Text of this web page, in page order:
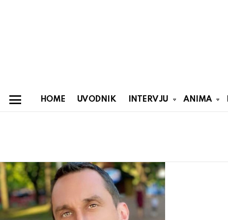
HOME UVODNIK INTERVJU ANIMA
Latest
stories